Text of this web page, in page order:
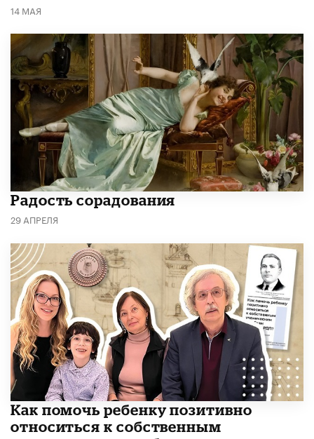
14 МАЯ
Радость сорадования
29 АПРЕЛЯ
Как помочь ребенку позитивно
относиться к собственным